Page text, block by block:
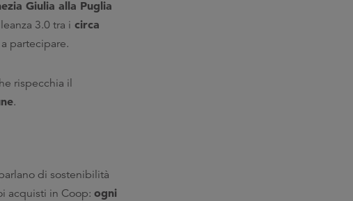
Giulia alla Puglia
3.0 tra i circa
partecipare.
rispecchia il
.
di sostenibilità
acquisti in Coop: ogni